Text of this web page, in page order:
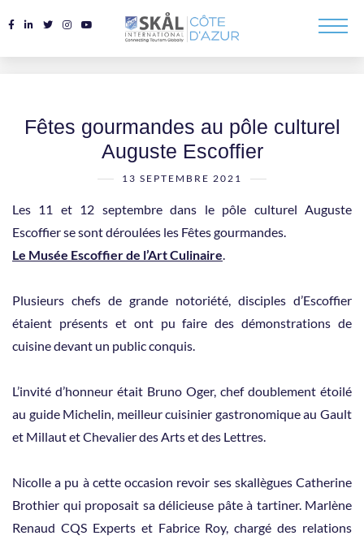
Fêtes gourmandes au pôle culturel
Auguste Escoffier
13 SEPTEMBRE 2021
Les 11 et 12 septembre dans le pôle culturel Auguste
Escoffier se sont déroulées les Fêtes gourmandes.
Le Musée Escoffier de l’Art Culinaire.
Plusieurs chefs de grande notoriété, disciples d’Escoffier
étaient présents et ont pu faire des démonstrations de
cuisine devant un public conquis.
L’invité d’honneur était Bruno Oger, chef doublement étoilé
au guide Michelin, meilleur cuisinier gastronomique au Gault
et Millaut et Chevalier des Arts et des Lettres.
Nicolle a pu à cette occasion revoir ses skallègues Catherine
Brothier qui proposait sa délicieuse pâte à tartiner. Marlène
Renaud CQS Experts et Fabrice Roy, chargé des relations